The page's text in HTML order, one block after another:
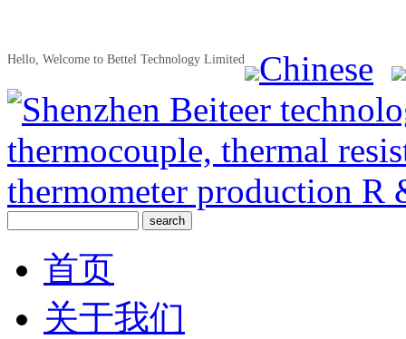
Hello, Welcome to Bettel Technology Limited Chinese
首页
关于我们